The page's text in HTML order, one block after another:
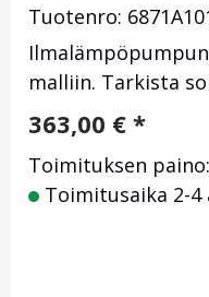
Tuotenro:
malliin. Tarkista
363,00 € *
Toimituksen
Toimitusaika 2-4